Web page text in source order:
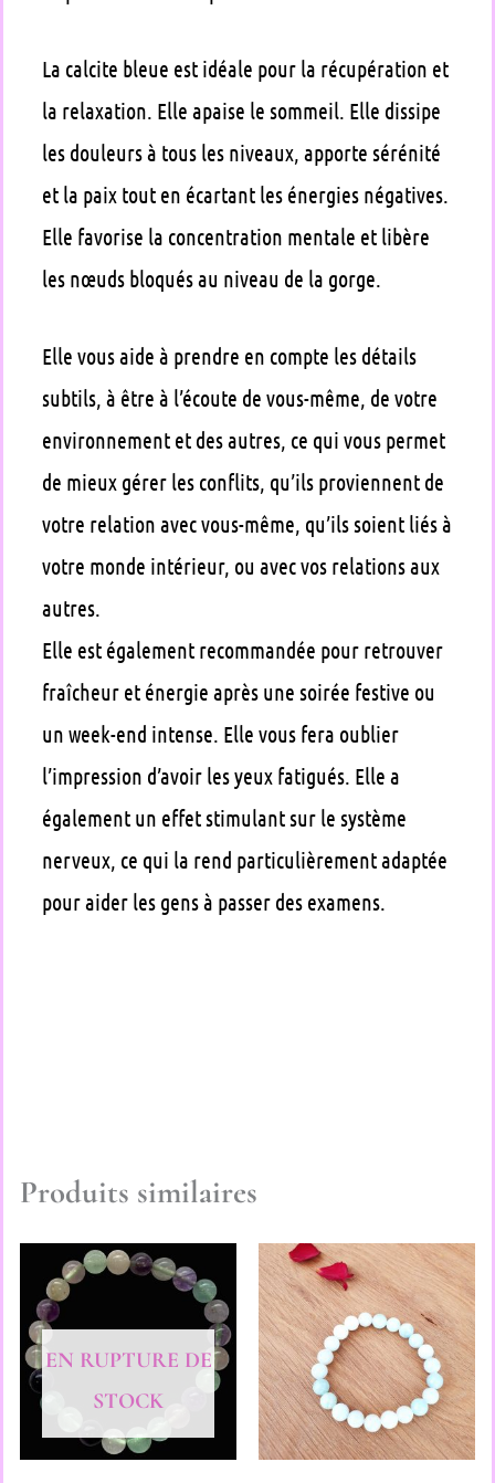
La calcite bleue est idéale pour la récupération et
la relaxation. Elle apaise le sommeil. Elle dissipe
les douleurs à tous les niveaux, apporte sérénité
et la paix tout en écartant les énergies négatives.
Elle favorise la concentration mentale et libère
les nœuds bloqués au niveau de la gorge.
Elle vous aide à prendre en compte les détails
subtils, à être à l’écoute de vous-même, de votre
environnement et des autres, ce qui vous permet
de mieux gérer les conflits, qu’ils proviennent de
votre relation avec vous-même, qu’ils soient liés à
votre monde intérieur, ou avec vos relations aux
autres.
Elle est également recommandée pour retrouver
fraîcheur et énergie après une soirée festive ou
un week-end intense. Elle vous fera oublier
l’impression d’avoir les yeux fatigués. Elle a
également un effet stimulant sur le système
nerveux, ce qui la rend particulièrement adaptée
pour aider les gens à passer des examens.
Produits similaires
EN RUPTURE DE
STOCK